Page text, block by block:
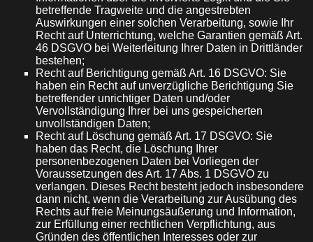
betreffende Tragweite und die angestrebten
Auswirkungen einer solchen Verarbeitung, sowie Ihr
Recht auf Unterrichtung, welche Garantien gemäß Art.
46 DSGVO bei Weiterleitung Ihrer Daten in Drittländer
bestehen;
Recht auf Berichtigung gemäß Art. 16 DSGVO: Sie
haben ein Recht auf unverzügliche Berichtigung Sie
betreffender unrichtiger Daten und/oder
Vervollständigung Ihrer bei uns gespeicherten
unvollständigen Daten;
Recht auf Löschung gemäß Art. 17 DSGVO: Sie
haben das Recht, die Löschung Ihrer
personenbezogenen Daten bei Vorliegen der
Voraussetzungen des Art. 17 Abs. 1 DSGVO zu
verlangen. Dieses Recht besteht jedoch insbesondere
dann nicht, wenn die Verarbeitung zur Ausübung des
Rechts auf freie Meinungsäußerung und Information,
zur Erfüllung einer rechtlichen Verpflichtung, aus
Gründen des öffentlichen Interesses oder zur